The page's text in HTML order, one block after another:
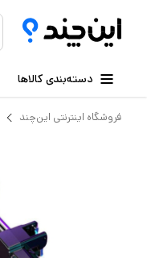
دسته‌بندی کالاها
فروشگاه اینترنتی این‌چند